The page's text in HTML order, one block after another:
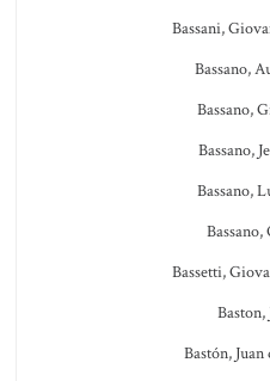
Bassani,
Bassano,
Bassano,
Bassano,
Bassano,
Bassetti,
Baston,
Bastón, Juan